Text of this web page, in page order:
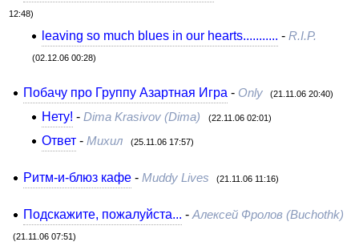
12:48)
leaving so much blues in our hearts........... -R.I.P.
(02.12.06 00:28)
Побачу про Группу Азартная Игра - Only (21.11.06 20:40)
Нету! -Dima Krasivov (Dima) (22.11.06 02:01)
Ответ -Михил (25.11.06 17:57)
Ритм-и-блюз кафе- Muddy Lives (21.11.06 11:16)
Подскажите, пожалуйста... - Алексей Фролов (Buchothk)
(21.11.06 07:51)